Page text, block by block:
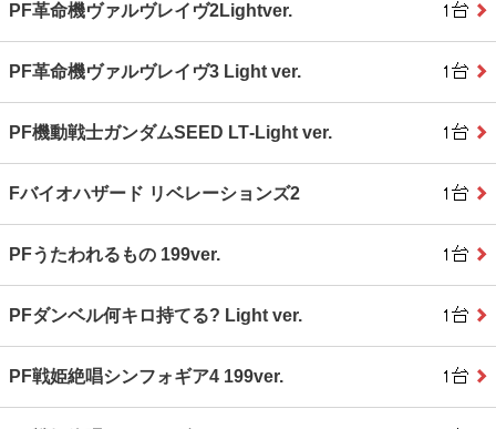
PF革命機ヴァルヴレイヴ2Lightver.
PF革命機ヴァルヴレイヴ3 Light ver.
PF機動戦士ガンダムSEED LT‐Light ver.
Fバイオハザード リベレーションズ2
PFうたわれるもの 199ver.
PFダンベル何キロ持てる? Light ver.
PF戦姫絶唱シンフォギア4 199ver.